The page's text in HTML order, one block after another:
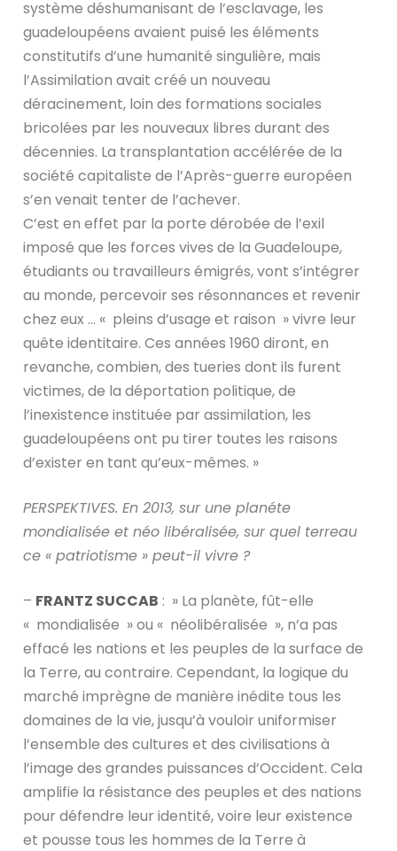
système déshumanisant de l’esclavage, les
guadeloupéens avaient puisé les éléments
constitutifs d’une humanité singulière, mais
l’Assimilation avait créé un nouveau
déracinement, loin des formations sociales
bricolées par les nouveaux libres durant des
décennies. La transplantation accélérée de la
société capitaliste de l’Après-guerre européen
s’en venait tenter de l’achever.
C’est en effet par la porte dérobée de l’exil
imposé que les forces vives de la Guadeloupe,
étudiants ou travailleurs émigrés, vont s’intégrer
au monde, percevoir ses résonnances et revenir
chez eux … « pleins d’usage et raison » vivre leur
quête identitaire. Ces années 1960 diront, en
revanche, combien, des tueries dont ils furent
victimes, de la déportation politique, de
l’inexistence instituée par assimilation, les
guadeloupéens ont pu tirer toutes les raisons
d’exister en tant qu’eux-mêmes. »
PERSPEKTIVES. En 2013, sur une planéte
mondialisée et néo libéralisée, sur quel terreau
ce « patriotisme » peut-il vivre ?
– FRANTZ SUCCAB : » La planète, fût-elle
« mondialisée » ou « néolibéralisée », n’a pas
effacé les nations et les peuples de la surface de
la Terre, au contraire. Cependant, la logique du
marché imprègne de manière inédite tous les
domaines de la vie, jusqu’à vouloir uniformiser
l’ensemble des cultures et des civilisations à
l’image des grandes puissances d’Occident. Cela
amplifie la résistance des peuples et des nations
pour défendre leur identité, voire leur existence
et pousse tous les hommes de la Terre à